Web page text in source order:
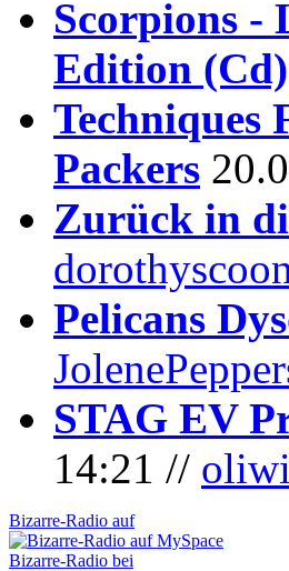
Scorpions -
Edition (Cd)
Techniques
Packers
Zurück in
Pelicans
STAG EV
14:21 //
Bizarre-Radio auf
Bizarre-Radio bei